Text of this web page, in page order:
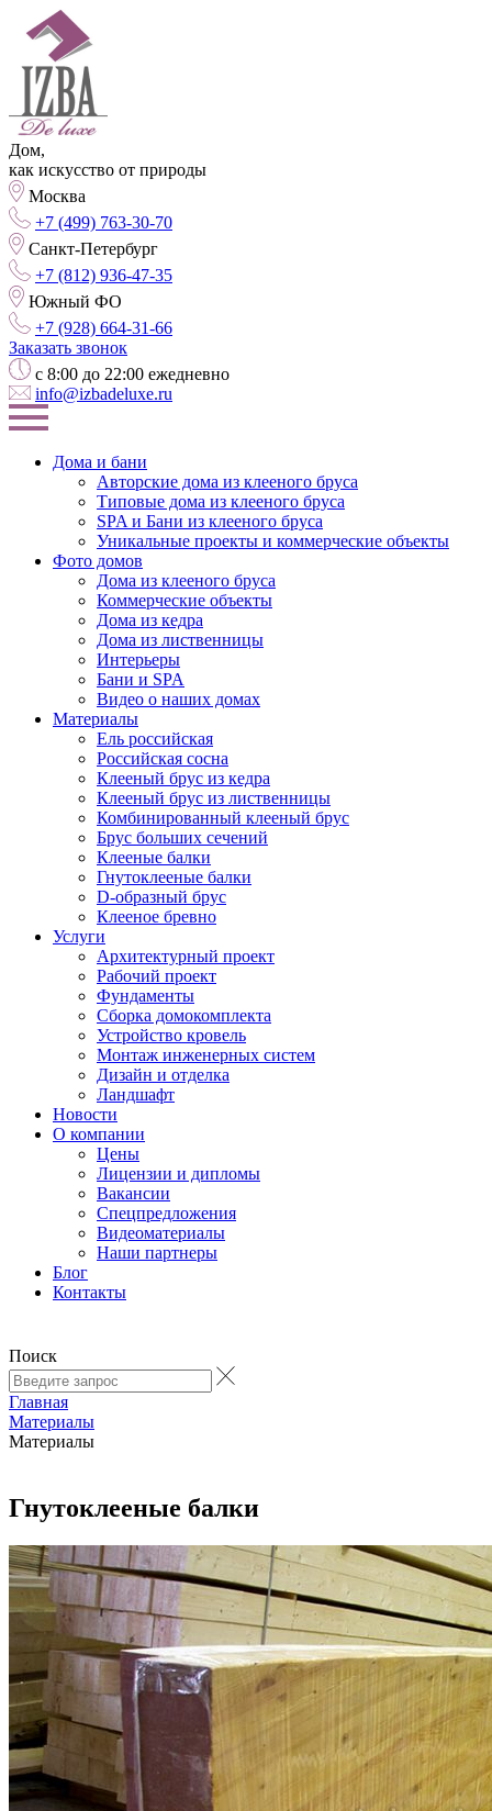
Дом,
как искусство от природы
Москва
+7 (499) 763-30-70
Санкт-Петербург
+7 (812) 936-47-35
Южный ФО
+7 (928) 664-31-66
Заказать звонок
с 8:00 до 22:00 ежедневно
info@izbadeluxe.ru
Дома и бани
Авторские дома из клееного бруса
Типовые дома из клееного бруса
SPA и Бани из клееного бруса
Уникальные проекты и коммерческие объекты
Фото домов
Дома из клееного бруса
Коммерческие объекты
Дома из кедра
Дома из лиственницы
Интерьеры
Бани и SPA
Видео о наших домах
Материалы
Ель российская
Российская сосна
Клееный брус из кедра
Клееный брус из лиственницы
Комбинированный клееный брус
Брус больших сечений
Клееные балки
Гнутоклееные балки
D-образный брус
Клееное бревно
Услуги
Архитектурный проект
Рабочий проект
Фундаменты
Сборка домокомплекта
Устройство кровель
Монтаж инженерных систем
Дизайн и отделка
Ландшафт
Новости
О компании
Цены
Лицензии и дипломы
Вакансии
Cпецпредложения
Видеоматериалы
Наши партнеры
Блог
Контакты
Поиск
Главная
Материалы
Материалы
Гнутоклееные балки